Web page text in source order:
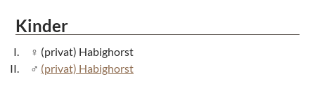
Kinder
(privat) Habighorst
(privat) Habighorst